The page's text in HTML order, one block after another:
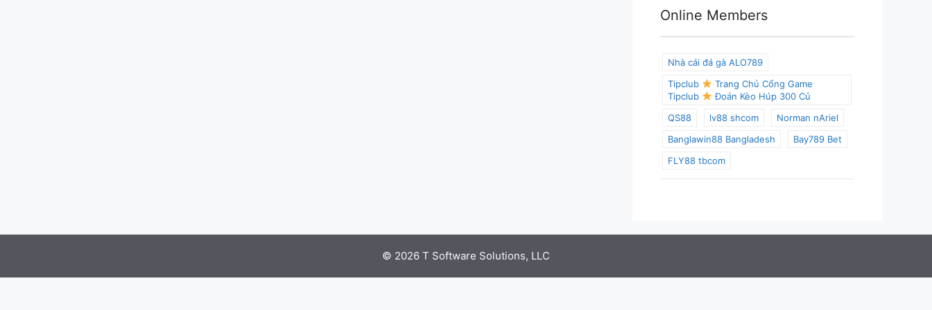
Online Members
Nhà cái đá gà ALO789
Tipclub
Trang Chủ Cổng Game
Tipclub
Đoán Kèo Húp 300 Củ
QS88
lv88 shcom
Norman nAriel
Banglawin88 Bangladesh
Bay789 Bet
FLY88 tbcom
© 2026 T Software Solutions, LLC